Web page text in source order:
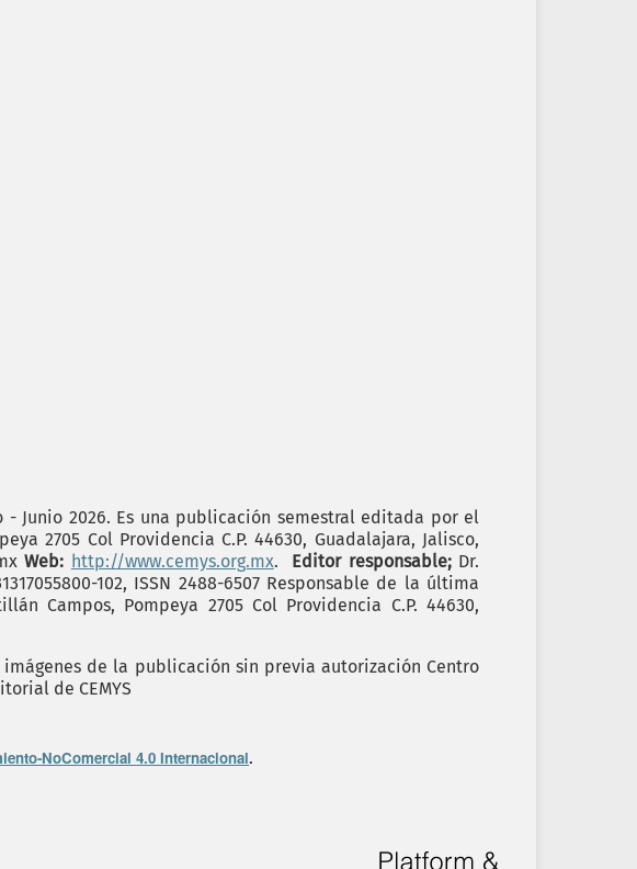
- Junio 2026. Es una publicación semestral editada por el
2705 Col Providencia C.P. 44630, Guadalajara, Jalisco,
Web: http://www.cemys.org.mx. Editor responsable;Dr.
102, ISSN 2488-6507 Responsable de la última
Campos, Pompeya 2705 Col Providencia C.P. 44630,
de la publicación sin previa autorización Centro
de CEMYS
NoComercial 4.0 Internacional.